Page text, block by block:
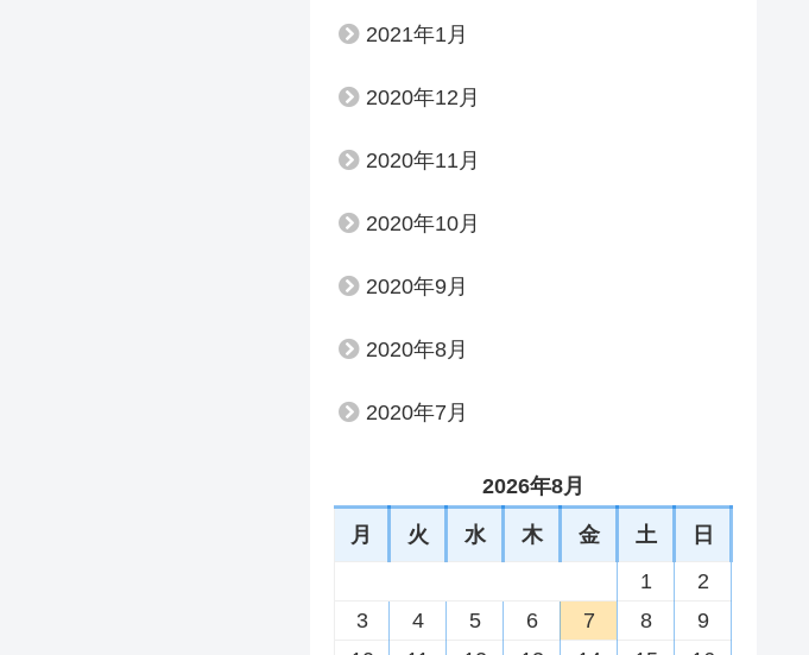
2021年1月
2020年12月
2020年11月
2020年10月
2020年9月
2020年8月
2020年7月
2026年8月
月 火 水 木 金 土
日
1
2
3
4 5 6 7 8
9